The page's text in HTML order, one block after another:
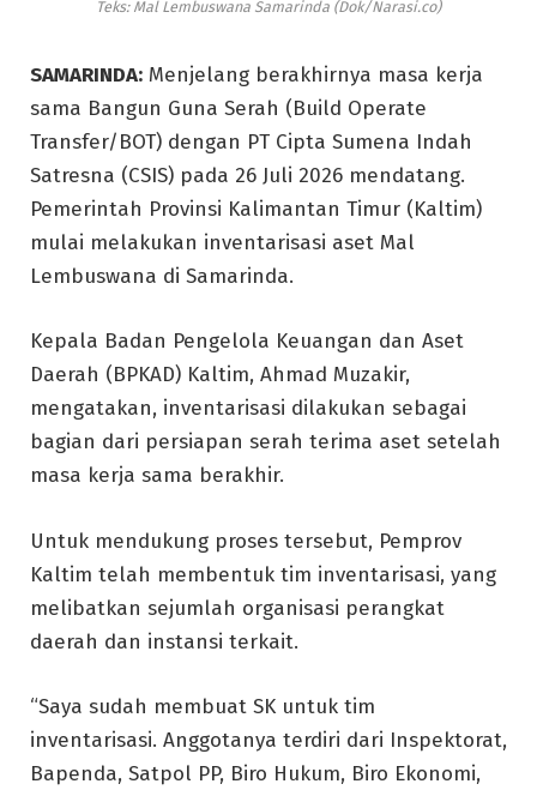
Teks: Mal Lembuswana Samarinda (Dok/Narasi.co)
SAMARINDA: Menjelang berakhirnya masa kerja
sama Bangun Guna Serah (Build Operate
Transfer/BOT) dengan PT Cipta Sumena Indah
Satresna (CSIS) pada 26 Juli 2026 mendatang.
Pemerintah Provinsi Kalimantan Timur (Kaltim)
mulai melakukan inventarisasi aset Mal
Lembuswana di Samarinda.
Kepala Badan Pengelola Keuangan dan Aset
Daerah (BPKAD) Kaltim, Ahmad Muzakir,
mengatakan, inventarisasi dilakukan sebagai
bagian dari persiapan serah terima aset setelah
masa kerja sama berakhir.
Untuk mendukung proses tersebut, Pemprov
Kaltim telah membentuk tim inventarisasi, yang
melibatkan sejumlah organisasi perangkat
daerah dan instansi terkait.
“Saya sudah membuat SK untuk tim
inventarisasi. Anggotanya terdiri dari Inspektorat,
Bapenda, Satpol PP, Biro Hukum, Biro Ekonomi,